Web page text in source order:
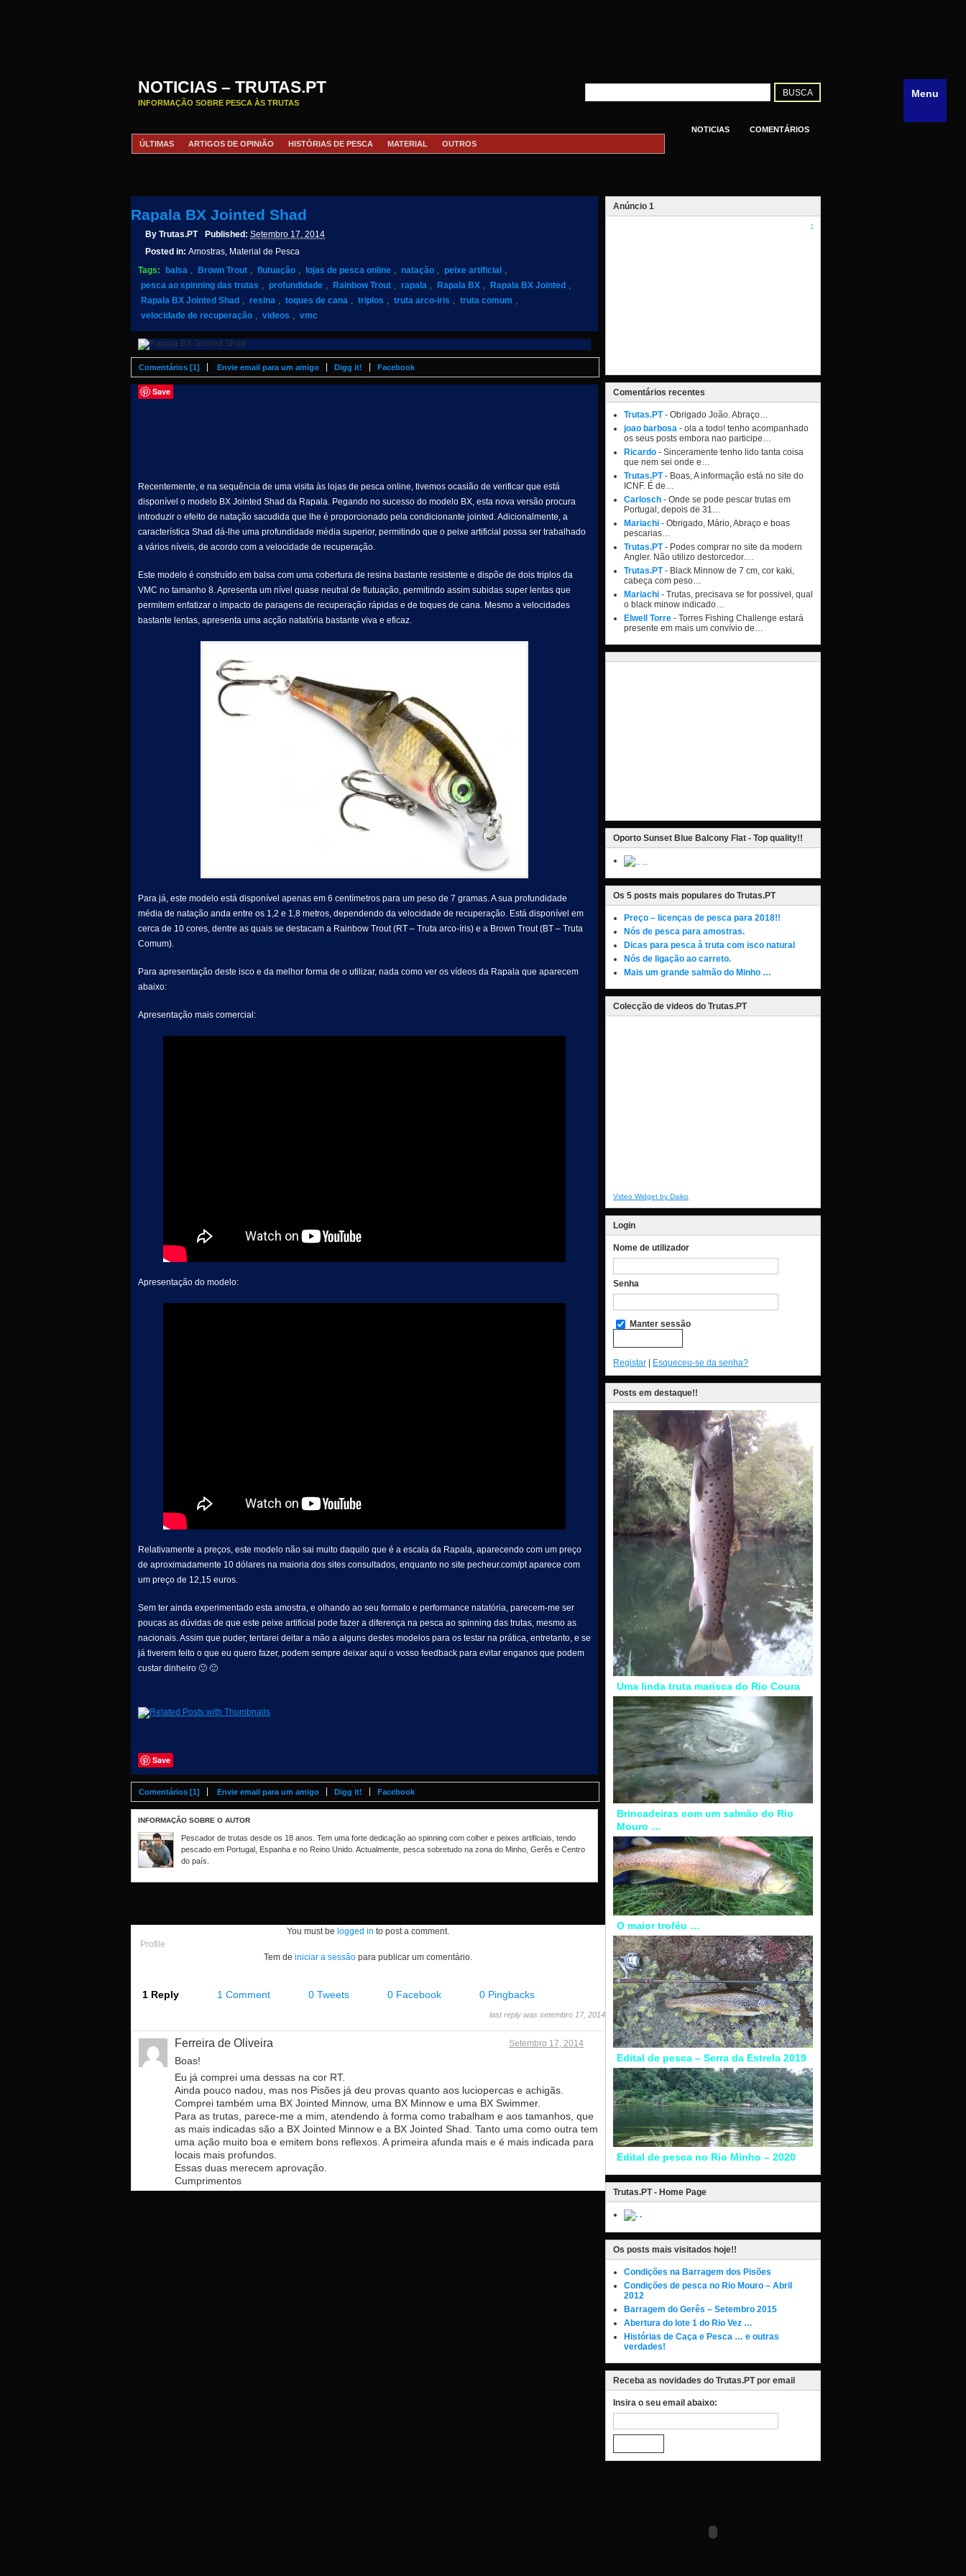
NOTICIAS – TRUTAS.PT
INFORMAÇÃO SOBRE PESCA ÀS TRUTAS
NOTICIAS
COMENTÁRIOS
ÚLTIMAS
ARTIGOS DE OPINIÃO HISTÓRIAS DE PESCA MATERIAL OUTROS
Rapala BX Jointed Shad
By Trutas.PT Published: Setembro 17, 2014
Posted in: Amostras, Material de Pesca
Tags:
balsa , Brown Trout , flutuação , lojas de pesca online , natação , peixe artificial ,
pesca ao spinning das trutas , profundidade , Rainbow Trout , rapala , Rapala BX , Rapala BX Jointed ,
Rapala BX Jointed Shad , resina , toques de cana , triplos , truta arco-iris , truta comum ,
velocidade de recuperação , videos , vmc
Comentários [1] Envie email para um amigo Digg it! Facebook
Save
Recentemente, e na sequência de uma visita às lojas de pesca online, tivemos ocasião de verificar que está
disponível o modelo BX Jointed Shad da Rapala. Pegando no sucesso do modelo BX, esta nova versão procura
introduzir o efeito de natação sacudida que lhe é proporcionado pela condicionante jointed. Adicionalmente, a
característica Shad dá-lhe uma profundidade média superior, permitindo que o peixe artificial possa ser trabalhado
a vários níveis, de acordo com a velocidade de recuperação.
Este modelo é construído em balsa com uma cobertura de resina bastante resistente e dispõe de dois triplos da
VMC no tamanho 8. Apresenta um nível quase neutral de flutuação, permitindo assim subidas super lentas que
permitem enfatizar o impacto de paragens de recuperação rápidas e de toques de cana. Mesmo a velocidades
bastante lentas, apresenta uma acção natatória bastante viva e eficaz.
Para já, este modelo está disponível apenas em 6 centímetros para um peso de 7 gramas. A sua profundidade
média de natação anda entre os 1,2 e 1,8 metros, dependendo da velocidade de recuperação. Está disponível em
cerca de 10 cores, dentre as quais se destacam a Rainbow Trout (RT – Truta arco-íris) e a Brown Trout (BT – Truta
Comum).
Para apresentação deste isco e da melhor forma de o utilizar, nada como ver os vídeos da Rapala que aparecem
abaixo:
Apresentação mais comercial:
Apresentação do modelo:
Relativamente a preços, este modelo não sai muito daquilo que é a escala da Rapala, aparecendo com um preço
de aproximadamente 10 dólares na maioria dos sites consultados, enquanto no site pecheur.com/pt aparece com
um preço de 12,15 euros.
Sem ter ainda experimentado esta amostra, e olhando ao seu formato e performance natatória, parecem-me ser
poucas as dúvidas de que este peixe artificial pode fazer a diferença na pesca ao spinning das trutas, mesmo as
nacionais. Assim que puder, tentarei deitar a mão a alguns destes modelos para os testar na prática, entretanto, e se
já tiverem feito o que eu quero fazer, podem sempre deixar aqui o vosso feedback para evitar enganos que podem
custar dinheiro 🙂 🙂
Save
Comentários [1] Envie email para um amigo Digg it! Facebook
INFORMAÇÃO SOBRE O AUTOR
Pescador de trutas desde os 18 anos. Tem uma forte dedicação ao spinning com colher e peixes artificiais, tendo
pescado em Portugal, Espanha e no Reino Unido. Actualmente, pesca sobretudo na zona do Minho, Gerês e Centro
do país.
You must be logged in to post a comment.
Profile
Tem de iniciar a sessão para publicar um comentário.
1 Reply 1 Comment 0 Tweets 0 Facebook 0 Pingbacks
last reply was setembro 17, 2014
Ferreira de Oliveira Setembro 17, 2014
Boas!
Eu já comprei uma dessas na cor RT.
Ainda pouco nadou, mas nos Pisões já deu provas quanto aos luciopercas e achigãs.
Comprei também uma BX Jointed Minnow, uma BX Minnow e uma BX Swimmer.
Para as trutas, parece-me a mim, atendendo à forma como trabalham e aos tamanhos, que
as mais indicadas são a BX Jointed Minnow e a BX Jointed Shad. Tanto uma como outra tem
uma ação muito boa e emitem bons reflexos. A primeira afunda mais e é mais indicada para
locais mais profundos.
Essas duas merecem aprovação.
Cumprimentos
Anúncio 1
?
Comentários recentes
Trutas.PT- Obrigado João. Abraço…
joao barbosa - ola a todo! tenho acompanhado
os seus posts embora nao participe…
Ricardo - Sinceramente tenho lido tanta coisa
que nem sei onde e…
Trutas.PT- Boas, A informação está no site do
ICNF. É de…
Carlosch - Onde se pode pescar trutas em
Portugal, depois de 31…
Mariachi - Obrigado, Mário, Abraço e boas
pescarias…
Trutas.PT- Podes comprar no site da modern
Angler. Não utilizo destorcedor.…
Trutas.PT- Black Minnow de 7 cm, cor kaki,
cabeça com peso…
Mariachi - Trutas, precisava se for possivel, qual
o black minow indicado…
Elwell Torre - Torres Fishing Challenge estará
presente em mais um convívio de…
Oporto Sunset Blue Balcony Flat - Top quality!!
Os 5 posts mais populares do Trutas.PT
Preço – licenças de pesca para 2018!!
Nós de pesca para amostras.
Dicas para pesca à truta com isco natural
Nós de ligação ao carreto.
Mais um grande salmão do Minho …
Colecção de videos do Trutas.PT
Video Widget by Daiko
Login
Nome de utilizador
Senha
Manter sessão
Registar | Esqueceu-se da senha?
Posts em destaque!!
Uma linda truta marisca do Rio Coura
Brincadeiras com um salmão do Rio
Mouro …
O maior troféu …
Edital de pesca – Serra da Estrela 2019
Edital de pesca no Rio Minho – 2020
Trutas.PT - Home Page
.
Os posts mais visitados hoje!!
Condições na Barragem dos Pisões
Condições de pesca no Rio Mouro – Abril
2012
Barragem do Gerês – Setembro 2015
Abertura do lote 1 do Rio Vez …
Histórias de Caça e Pesca … e outras
verdades!
Receba as novidades do Trutas.PT por email
Insira o seu email abaixo:
Menu